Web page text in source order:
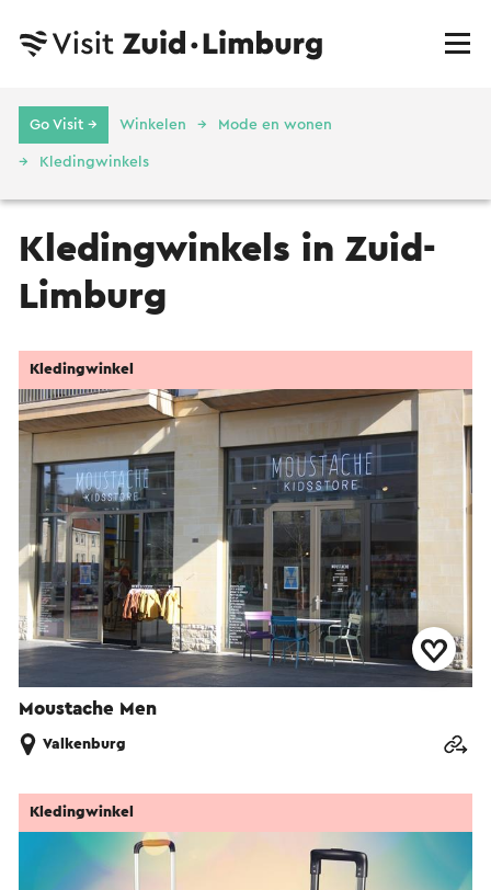
Go Visit → Winkelen Mode en wonen
Kledingwinkels
Kledingwinkels in Zuid-
Limburg
Moustache Men
Kledingwinkel
Valkenburg
Kledingwinkel